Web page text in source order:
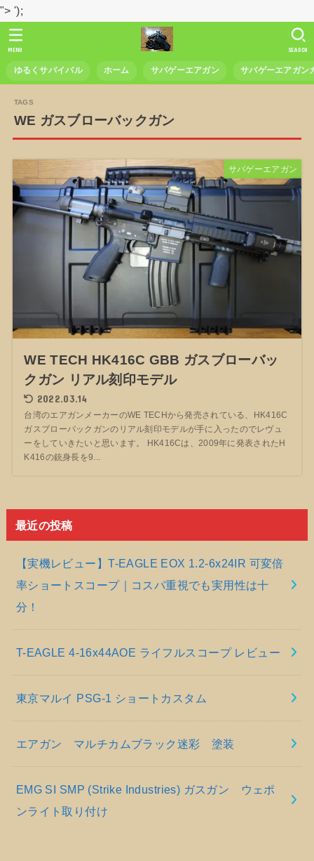
"> ');
ゆるくサバイバル ホーム サバゲーエアガン サバゲーエアガン
SEARCH
MENU
WE ガスブローバックガン
サバゲーエアガン
WE TECH HK416C GBB ガスブローバッ
クガン リアル刻印モデル
2022.03.14
台湾のエアガンメーカーのWE TECHから発売されている、HK416C
ガスブローバックガンのリアル刻印モデルが手に入ったのでレヴュ
ーをしていきたいと思います。 HK416Cは、2009年に発表されたH
K416の銃身長を9...
最近の投稿
【実機レビュー】T-EAGLE EOX 1.2-6x24IR 可変倍
率ショートスコープ｜コスパ重視でも実用性は十
分！
T-EAGLE 4-16x44AOE ライフルスコープ レビュー
東京マルイ PSG-1 ショートカスタム
エアガン マルチカムブラック迷彩 塗装
EMG SI SMP (Strike Industries) ガスガン ウェポ
ンライト取り付け